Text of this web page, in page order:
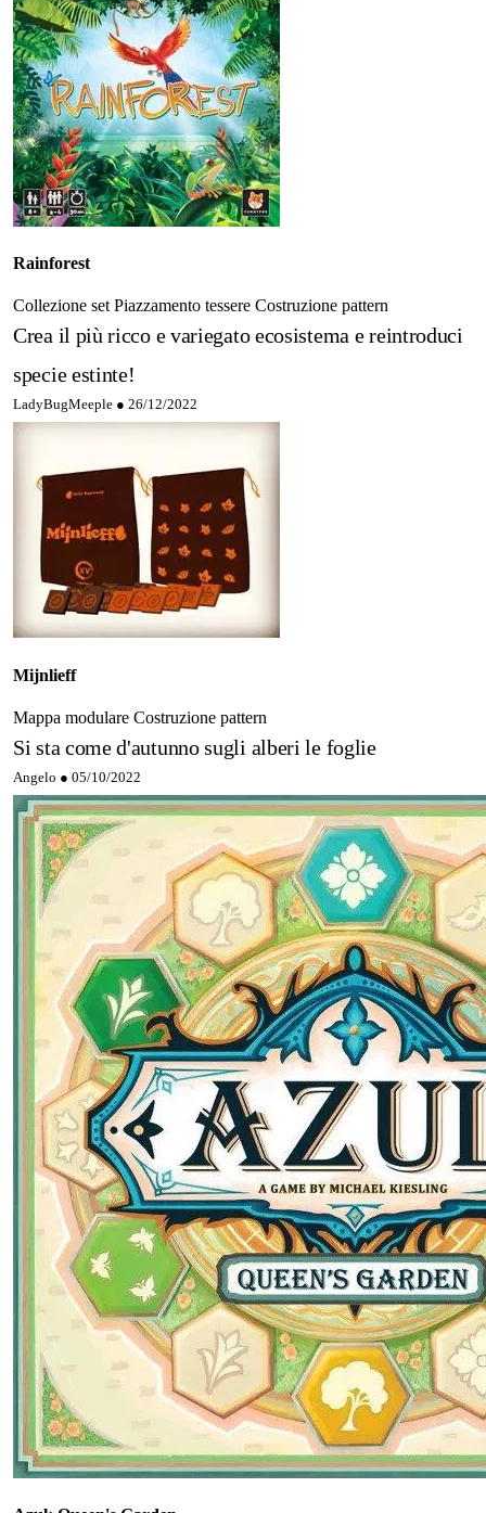
Rainforest
Collezione set Piazzamento tessere Costruzione pattern
Crea il più ricco e variegato ecosistema e reintroduci
specie estinte!
LadyBugMeeple ● 26/12/2022
Mijnlieff
Mappa modulare Costruzione pattern
Si sta come d'autunno sugli alberi le foglie
Angelo ● 05/10/2022